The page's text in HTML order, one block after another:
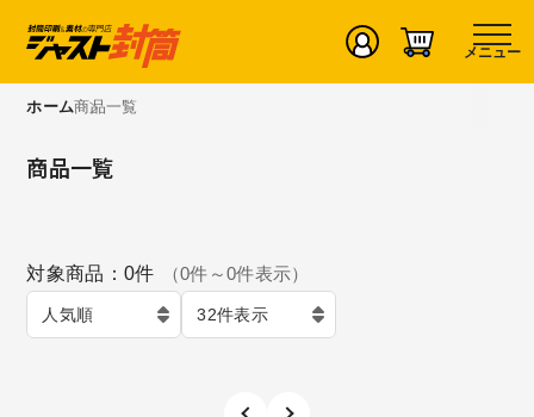
メニュー
ホーム商品一覧
商品一覧
対象商品：0件 （0件～0件表示）
人気順 32件表示